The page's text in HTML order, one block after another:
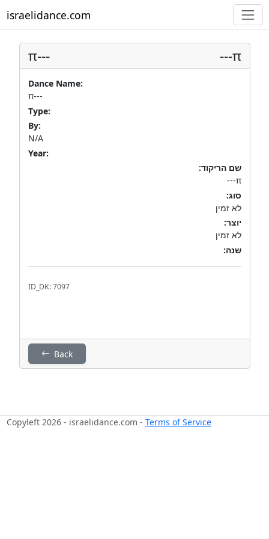
israelidance.com
π--- π---
Dance Name:
π---
Type:
By:
N/A
Year:
שם הריקוד:
π---
סוג:
לא זמין
יוצר:
לא זמין
שנה:
ID_DK: 7097
Back
Copyleft 2026 - israelidance.com - Terms of Service